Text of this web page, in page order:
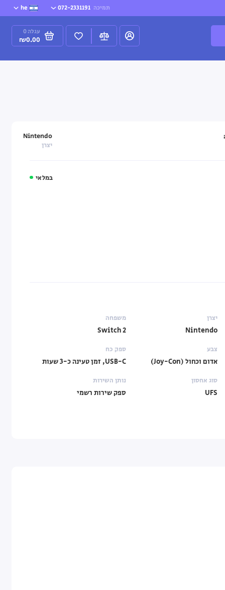
תמיכה 072-2331191
he
עגלה 0
₪0.00
במלאי
Nintendo
יצרן
יצרן
Nintendo
משפחה
Switch 2
צבע
אדום וכחול (Joy-Con)
ספק כח
USB-C, זמן טעינה כ-3 שעות
סוג אחסון
UFS
נותן השירות
ספק שירות רשמי